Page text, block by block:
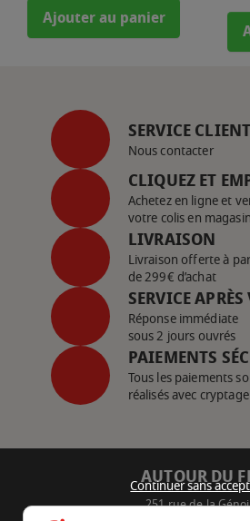
Ajouter au panier
SERVICE CLIENT
Nous contacter
CLIQUEZ ET
Achetez en ligne et
votre colis en magasin
LIVRAISON
Livraison offerte à
de 299€ d’achat
SERVICE APRÈS
Réponse immédiate
sous 2 jours ouvrés
PAIEMENTS
Tous les paiements
réalisés avec cryptage
AUTOUR DU
251 rue de la
Continuer sans